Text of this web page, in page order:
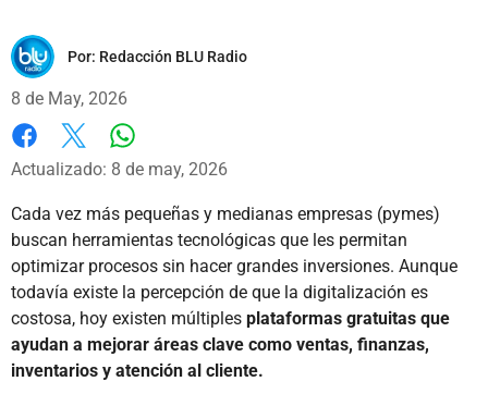
Por: Redacción BLU Radio
8 de May, 2026
Facebook
X
Actualizado: 8 de may, 2026
Cada vez más pequeñas y medianas empresas (pymes)
buscan herramientas tecnológicas que les permitan
optimizar procesos sin hacer grandes inversiones. Aunque
todavía existe la percepción de que la digitalización es
costosa, hoy existen múltiples plataformas gratuitas que
ayudan a mejorar áreas clave como ventas, finanzas,
inventarios y atención al cliente.